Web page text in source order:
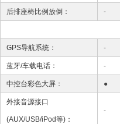
后排座椅比例放倒： -
GPS导航系统： -
蓝牙/车载电话： -
中控台彩色大屏： ●
外接音源接口
(AUX/USB/iPod等)：
-